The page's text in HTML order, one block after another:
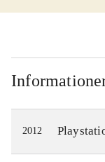
Atelier-serie,
Gameplay er
lignende
Atelier
Arland.
nærværende
Meruru,
2012